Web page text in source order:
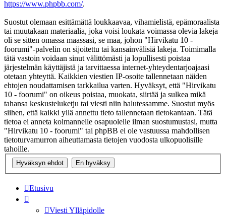
https://www.phpbb.com/.
Suostut olemaan esittämättä loukkaavaa, vihamielistä, epämoraalista
tai muutakaan materiaalia, joka voisi loukata voimassa olevia lakeja
oli se sitten omassa maassasi, se maa, johon "Hirvikatu 10 -
foorumi"-palvelin on sijoitettu tai kansainvälisiä lakeja. Toimimalla
tätä vastoin voidaan sinut välittömästi ja lopullisesti poistaa
järjestelmän käyttäjistä ja tarvittaessa internet-yhteydentarjoajaasi
otetaan yhteyttä. Kaikkien viestien IP-osoite tallennetaan näiden
ehtojen noudattamisen tarkkailua varten. Hyväksyt, että "Hirvikatu
10 - foorumi" on oikeus poistaa, muokata, siirtää ja sulkea mikä
tahansa keskusteluketju tai viesti niin halutessamme. Suostut myös
siihen, että kaikki yllä annettu tieto tallennetaan tietokantaan. Tätä
tietoa ei anneta kolmannelle osapuolelle ilman suostumustasi, mutta
"Hirvikatu 10 - foorumi" tai phpBB ei ole vastuussa mahdollisen
tietoturvamurron aiheuttamasta tietojen vuodosta ulkopuolisille
tahoille.
Etusivu
Viesti Ylläpidolle